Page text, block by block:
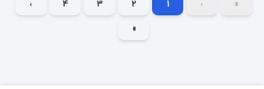
«
‹
1
2
3
4
›
»